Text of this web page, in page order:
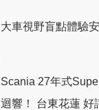
大車視野盲點體驗
Scania 27年式
迴響！ 台東花蓮 好